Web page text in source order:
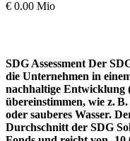
€ 0.00 Mio
SDG Assessment Der
die Unternehmen in
nachhaltige Entwicklung
übereinstimmen, wie z.
oder sauberes Wasser.
Durchschnitt der SDG